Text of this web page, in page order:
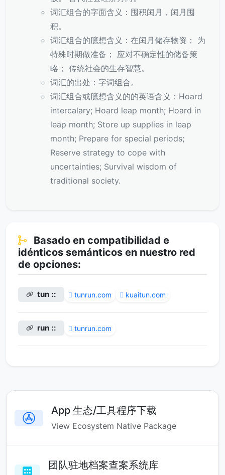
词汇组合的字面含义：囤积闰月，闰月囤
积。
词汇组合的臆想含义：在闰月储存物资； 为
特殊时期做准备； 应对不确定性的储备策
略； 传统社会的生存智慧。
词汇的出处：字词组合。
词汇组合或臆想含义的的英语含义：Hoard
intercalary; Hoard leap month; Hoard in
leap month; Store up supplies in leap
month; Prepare for special periods;
Reserve strategy to cope with
uncertainties; Survival wisdom of
traditional society.
Basado en compatibilidad e
idénticos semánticos en nuestro red
de opciones:
tun :: tunrun.com kuaitun.com
run :: tunrun.com
App 生态/工具程序下载
View Ecosystem Native Package
团队驻地档案查案系统库